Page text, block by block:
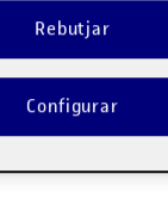
Rebutjar
Configurar